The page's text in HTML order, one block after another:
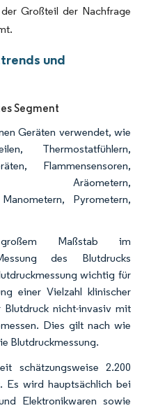
Großteil der Nachfrage
und
Segment
Geräten verwendet, wie
Thermostatfühlern,
Flammensensoren,
Aräometern,
Pyrometern,
Maßstab im
des Blutdrucks
wichtig für
einer Vielzahl klinischer
nicht-invasiv mit
Dies gilt nach wie
Blutdruckmessung.
schätzungsweise 2.200
Es wird hauptsächlich bei
Elektronikwaren sowie